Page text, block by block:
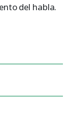
del habla.